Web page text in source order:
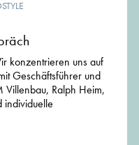
konzentrieren uns auf
Geschäftsführer und
Ralph Heim,
individuelle